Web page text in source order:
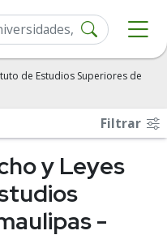
de Estudios Superiores de
Filtrar
y Leyes
-